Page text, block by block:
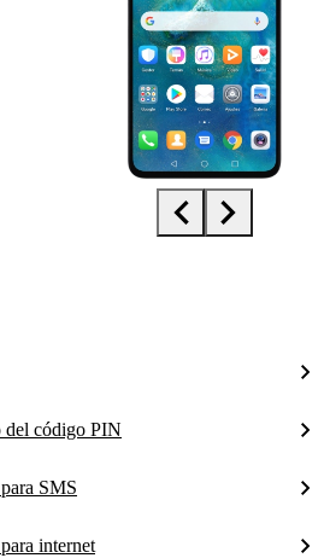
del código PIN
SMS
internet